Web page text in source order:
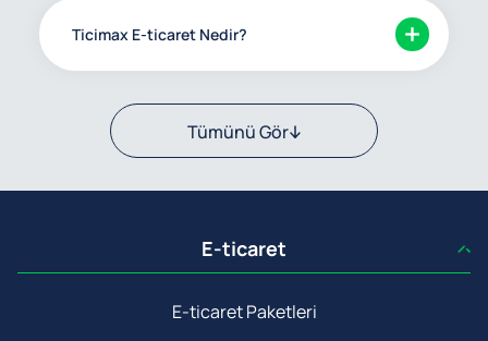
Ticimax E-ticaret Nedir?
Tümünü Gör
E-ticaret
E-ticaret Paketleri